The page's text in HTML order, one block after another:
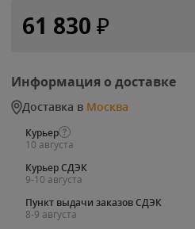
61 830 ₽
Информация о доставке
Доставка в Москва
Курьер
10 августа
Курьер СДЭК
9-10 августа
Пункт выдачи заказов СДЭК
8-9 августа